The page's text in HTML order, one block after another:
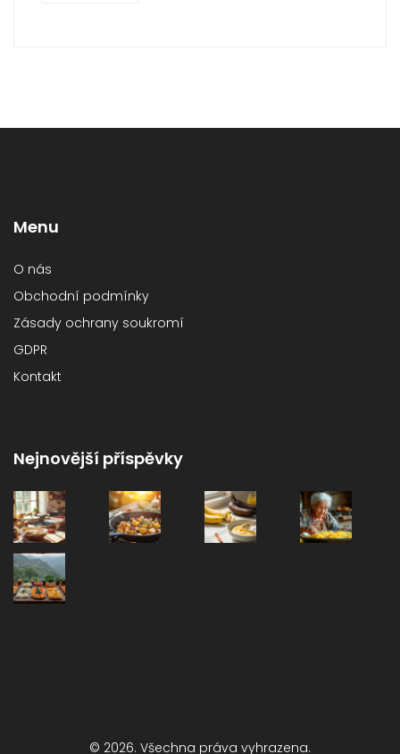
Menu
O nás
Obchodní podmínky
Zásady ochrany soukromí
GDPR
Kontakt
Nejnovější příspěvky
© 2026. Všechna práva vyhrazena.